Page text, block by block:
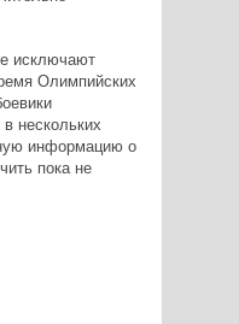
исключают
Олимпийских
нескольких
информацию о
пока не